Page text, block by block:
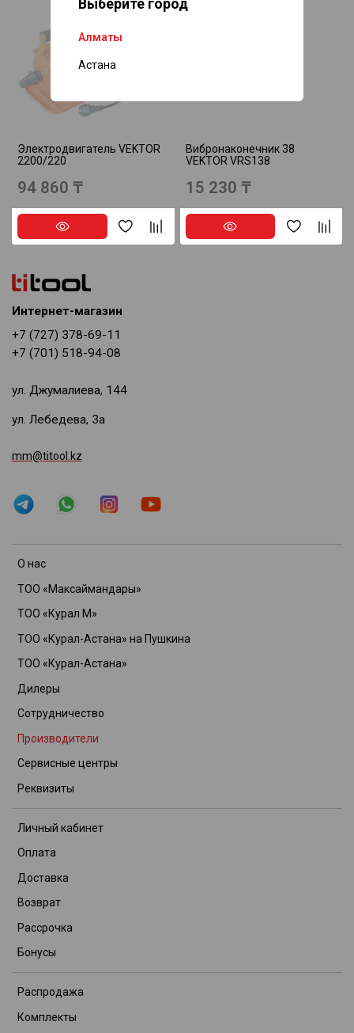
Выберите город
Алматы
Астана
Электродвигатель VEKTOR
2200/220
94 860 ₸
Вибронаконечник 38
VEKTOR VRS138
15 230 ₸
О нас
ТОО «Максаймандары»
ТОО «Курал М»
ТОО «Курал-Астана» на Пушкина
ТОО «Курал-Астана»
Дилеры
Сотрудничество
Производители
Сервисные центры
Реквизиты
Личный кабинет
Оплата
Доставка
Возврат
Рассрочка
Бонусы
Распродажа
Комплекты
Интернет-магазин
+7 (727) 378-69-11
+7 (701) 518-94-08
ул. Джумалиева, 144
ул. Лебедева, 3а
mm@titool.kz